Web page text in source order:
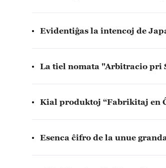
Evidentiĝas la intencoj de
La tiel nomata "Arbitracio pri
Kial produktoj “Fabrikitaj en
Esenca ĉifro de la unue